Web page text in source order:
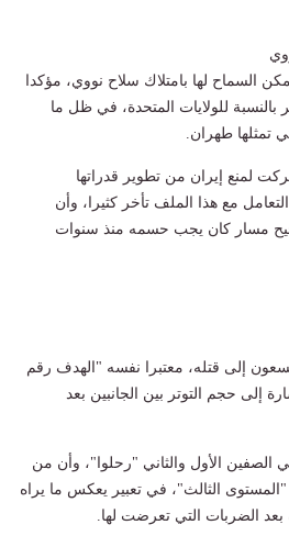
السماح لها بامتلاك سلاح نووي، مؤكدا
للولايات المتحدة، في ظل ما
تمثلها طهران.
لمنع إيران من تطوير قدراتها
مع هذا الملف تأخر كثيرا، وأن
مسار كان يجب حسمه منذ سنوات
إلى قتله، معتبرا نفسه "الهدف رقم
إلى حجم التوتر بين الجانبين بعد
الصفين الأول والثاني "رحلوا"، وأن من
"المستوى الثالث"، في تعبير يعكس ما يراه
بعد الضربات التي تعرضت لها.